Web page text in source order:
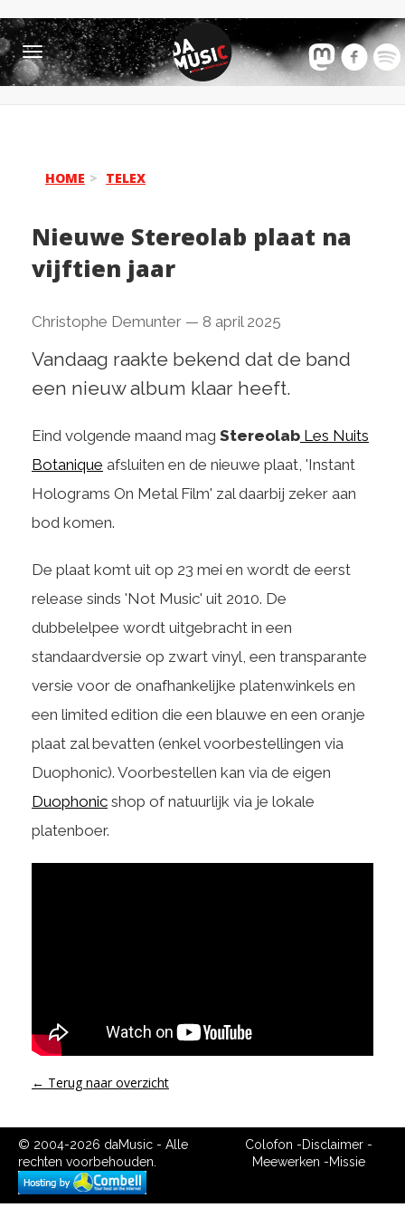
Toggle
navigation
HOME TELEX
Nieuwe Stereolab plaat na
vijftien jaar
Christophe Demunter — 8 april 2025
Vandaag raakte bekend dat de band
een nieuw album klaar heeft.
Eind volgende maand mag Stereolab Les Nuits
Botanique afsluiten en de nieuwe plaat, 'Instant
Holograms On Metal Film' zal daarbij zeker aan
bod komen.
De plaat komt uit op 23 mei en wordt de eerst
release sinds 'Not Music' uit 2010. De
dubbelelpee wordt uitgebracht in een
standaardversie op zwart vinyl, een transparante
versie voor de onafhankelijke platenwinkels en
een limited edition die een blauwe en een oranje
plaat zal bevatten (enkel voorbestellingen via
Duophonic). Voorbestellen kan via de eigen
Duophonic shop of natuurlijk via je lokale
platenboer.
← Terug naar overzicht
© 2004-2026 daMusic - Alle
rechten voorbehouden.
Colofon -Disclaimer-
Meewerken -Missie